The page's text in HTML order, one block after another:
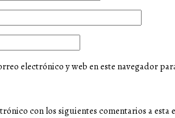
electrónico y web en este navegador
con los siguientes comentarios a esta